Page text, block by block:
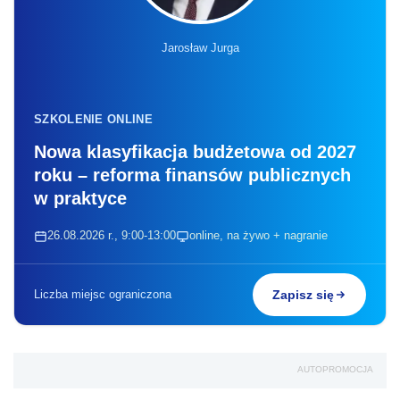
Jarosław Jurga
SZKOLENIE ONLINE
Nowa klasyfikacja budżetowa od 2027
roku – reforma finansów publicznych
w praktyce
26.08.2026 r., 9:00-13:00 online, na żywo + nagranie
Liczba miejsc ograniczona Zapisz się
AUTOPROMOCJA